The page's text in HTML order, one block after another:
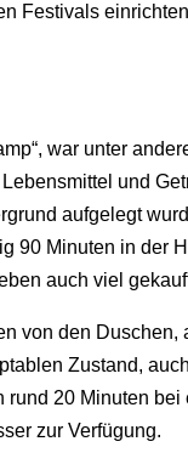
Festivals
war unter
und
aufgelegt
90 Minuten in der
auch viel
von den Duschen,
Zustand,
20 Minuten bei
zur Verfügung.